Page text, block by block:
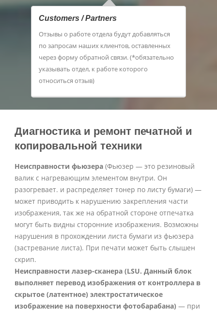
Customers / Partners
Отзывы о работе отдела будут добавляться
по запросам наших клиентов, оставленных
через форму обратной связи. (*обязательно
указывать отдел, к работе которого
относиться отзыв)
Диагностика и ремонт печатной и
копировальной техники
Неисправности фьюзера (Фьюзер — это резиновый
валик с нагревающим элементом внутри. Он
разогревает. и распределяет тонер по листу бумаги) —
может приводить к нарушению закрепления части
изображения, так же на обратной стороне отпечатка
могут быть видны сторонние изображения. Возможны
нарушения в прохождении листа бумаги из фьюзера
(застревание листа). При печати может быть слышен
скрип.
Неисправности лазер-сканера (LSU. Данный блок
выполняет перевод изображения от контроллера в
скрытое (латентное) электростатическое
изображение на поверхности фотобарабана) — при